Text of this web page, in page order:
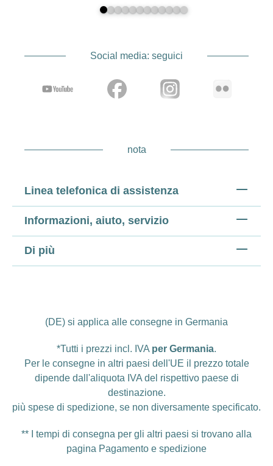
Social media: seguici
nota
Linea telefonica di assistenza
Informazioni, aiuto, servizio
Di più
(DE) si applica alle consegne in Germania
*Tutti i prezzi incl. IVA per Germania.
Per le consegne in altri paesi dell'UE il prezzo totale
dipende dall'aliquota IVA del rispettivo paese di
destinazione.
più spese di spedizione, se non diversamente specificato.
** I tempi di consegna per gli altri paesi si trovano alla
pagina Pagamento e spedizione